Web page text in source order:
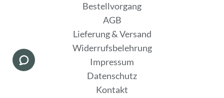
Bestellvorgang
AGB
Lieferung & Versand
Widerrufsbelehrung
Impressum
Datenschutz
Kontakt